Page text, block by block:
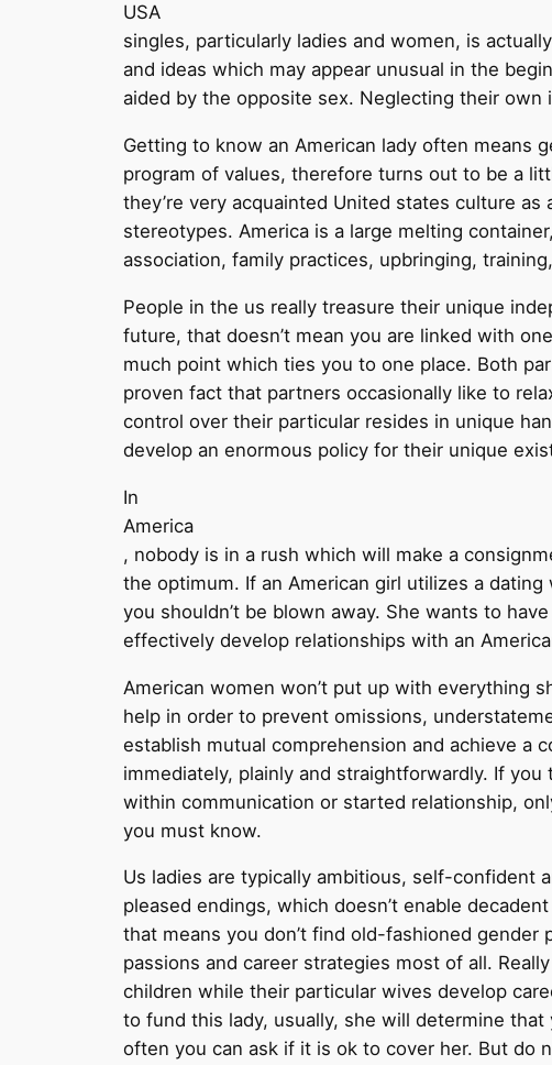
USA
singles, particularly ladies and women, is
and ideas which may appear unusual in the
aided by the opposite sex. Neglecting their
Getting to know an American lady often means
program of values, therefore turns out to be a
they’re very acquainted United states culture
stereotypes. America is a large melting
association, family practices, upbringing,
People in the us really treasure their unique
future, that doesn’t mean you are linked with
much point which ties you to one place. Both
proven fact that partners occasionally like to
control over their particular resides in unique
develop an enormous policy for their unique
In
America
, nobody is in a rush which will make a
the optimum. If an American girl utilizes a
you shouldn’t be blown away. She wants to
effectively develop relationships with an
American women won’t put up with everything
help in order to prevent omissions,
establish mutual comprehension and achieve a
immediately, plainly and straightforwardly. If
within communication or started relationship,
you must know.
Us ladies are typically ambitious, self-confident
pleased endings, which doesn’t enable
that means you don’t find old-fashioned
passions and career strategies most of all.
children while their particular wives develop
to fund this lady, usually, she will determine
often you can ask if it is ok to cover her. But do